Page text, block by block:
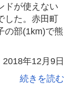
ドが使えない
た。赤田町
の部(1km)で熊
2018年12月9日
続きを読む